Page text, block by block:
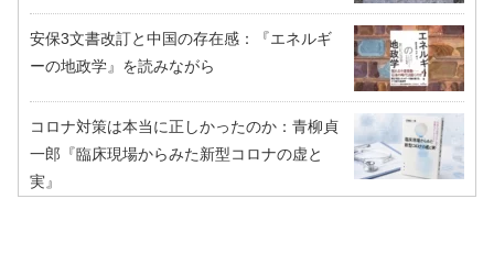
安保3文書改訂と中国の存在感：『エネルギ
ーの地政学』を読みながら
コロナ対策は本当に正しかったのか：青柳貞
一郎『臨床現場からみた新型コロナの虚と
実』